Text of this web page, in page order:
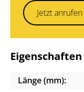
Jetzt anrufen
Eigenschaften
Länge (mm):